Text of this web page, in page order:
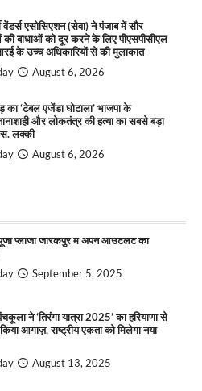
वेंडर्स एसोसिएशन (सेवा) ने पंजाब में सौर
की बाधाओं को दूर करने के लिए पीएसपीसीएल
के उच्च अधिकारियों से की मुलाकात
August 6, 2026
‘टेबल एजेंडा घोटाला’ भाजपा के
और लोकतंत्र की हत्या का सबसे बड़ा
लक्की
August 6, 2026
लोकल” से “लोकल टू ग्लोबल” की ओर भारत
12 से 15 अगस्त तक भारत मंडपम में होगा
August 6, 2026
वेंडर्स एसोसिएशन (सेवा) ने पंजाब में सौर
की बाधाओं को दूर करने के लिए पीएसपीसीएल
उच्च विद्यालय, सैक्टर 34-सी, चण्डीगढ़ में
August 6, 2025
खाई है वैश्विक मंच पर भारत को कमजोर करने
August 6, 2025
पूजा प्लाजा जीरकपुर में अपने आउटलेट की
September 5, 2025
ने ‘तिरंगा यात्रा 2025’ का हरियाणा से
आगाज़, राष्ट्रीय एकता को मिलेगा नया
August 13, 2025